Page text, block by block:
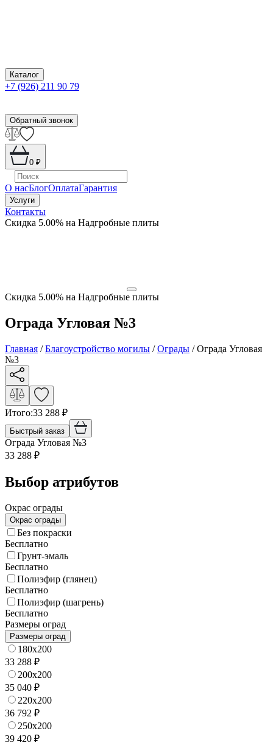
Каталог
+7 (926) 211 90 79
Обратный звонок
0 ₽
О насБлогОплатаГарантия
Услуги
Контакты
Скидка 5.00% на Надгробные плиты
Скидка 5.00% на Надгробные плиты
Ограда Угловая №3
Главная /Благоустройство могилы /Ограды /Ограда Угловая
№3
Итого:33 288 ₽
Быстрый заказ
Ограда Угловая №3
33 288 ₽
Выбор атрибутов
Окрас ограды
Окрас ограды
Без покраски
Бесплатно
Грунт-эмаль
Бесплатно
Полиэфир (глянец)
Бесплатно
Полиэфир (шагрень)
Бесплатно
Размеры оград
Размеры оград
180x200
33 288 ₽
200x200
35 040 ₽
220x200
36 792 ₽
250x200
39 420 ₽